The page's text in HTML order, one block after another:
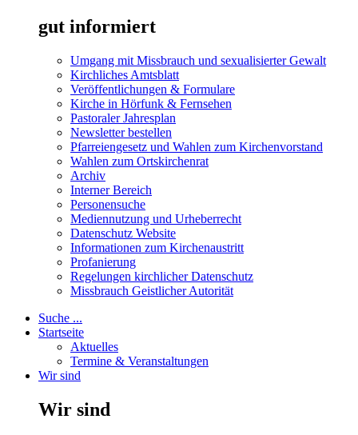
gut informiert
Umgang mit Missbrauch und sexualisierter Gewalt
Kirchliches Amtsblatt
Veröffentlichungen & Formulare
Kirche in Hörfunk & Fernsehen
Pastoraler Jahresplan
Newsletter bestellen
Pfarreiengesetz und Wahlen zum Kirchenvorstand
Wahlen zum Ortskirchenrat
Archiv
Interner Bereich
Personensuche
Mediennutzung und Urheberrecht
Datenschutz Website
Informationen zum Kirchenaustritt
Profanierung
Regelungen kirchlicher Datenschutz
Missbrauch Geistlicher Autorität
Suche ...
Startseite
Aktuelles
Termine & Veranstaltungen
Wir sind
Wir sind